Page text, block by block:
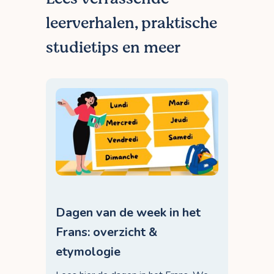
leerverhalen, praktische
studietips en meer
Dagen van de week in het
Frans: overzicht &
etymologie